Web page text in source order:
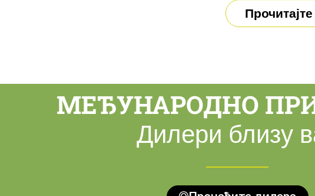
МЕЂУНАРОДНО
Дилери близу